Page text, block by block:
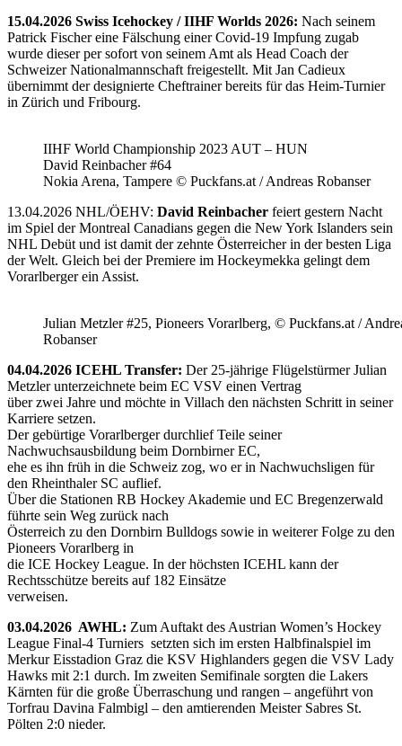
15.04.2026 Swiss Icehockey / IIHF Worlds 2026: Nach seinem
Patrick Fischer eine Fälschung einer Covid-19 Impfung zugab
wurde dieser per sofort von seinem Amt als Head Coach der
Schweizer Nationalmannschaft freigestellt. Mit Jan Cadieux
übernimmt der designierte Cheftrainer bereits für das Heim-Turnier
in Zürich und Fribourg.
IIHF World Championship 2023 AUT – HUN
David Reinbacher #64
Nokia Arena, Tampere © Puckfans.at / Andreas Robanser
13.04.2026 NHL/ÖEHV: David Reinbacher feiert gestern Nacht
im Spiel der Montreal Canadians gegen die New York Islanders sein
NHL Debüt und ist damit der zehnte Österreicher in der besten Liga
der Welt. Gleich bei der Premiere im Hockeymekka gelingt dem
Vorarlberger ein Assist.
Julian Metzler #25, Pioneers Vorarlberg, © Puckfans.at /
Robanser
04.04.2026 ICEHL Transfer: Der 25-jährige Flügelstürmer Julian
Metzler unterzeichnete beim EC VSV einen Vertrag
über zwei Jahre und möchte in Villach den nächsten Schritt in seiner
Karriere setzen.
Der gebürtige Vorarlberger durchlief Teile seiner
Nachwuchsausbildung beim Dornbirner EC,
ehe es ihn früh in die Schweiz zog, wo er in Nachwuchsligen für
den Rheinthaler SC auflief.
Über die Stationen RB Hockey Akademie und EC Bregenzerwald
führte sein Weg zurück nach
Österreich zu den Dornbirn Bulldogs sowie in weiterer Folge zu den
Pioneers Vorarlberg in
die ICE Hockey League. In der höchsten ICEHL kann der
Rechtsschütze bereits auf 182 Einsätze
verweisen.
03.04.2026 AWHL: Zum Auftakt des Austrian Women’s Hockey
League Final-4 Turniers setzten sich im ersten Halbfinalspiel im
Merkur Eisstadion Graz die KSV Highlanders gegen die VSV Lady
Hawks mit 2:1 durch. Im zweiten Semifinale sorgten die Lakers
Kärnten für die große Überraschung und rangen – angeführt von
Torfrau Davina Falmbigl – den amtierenden Meister Sabres St.
Pölten 2:0 nieder.